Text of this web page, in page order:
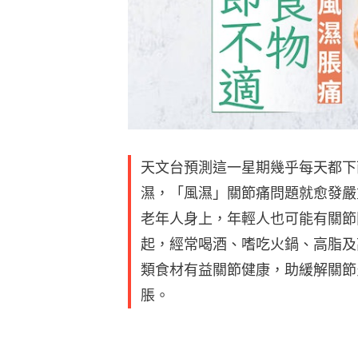
天文台預測這一星期幾乎每天都
濕，「風濕」關節痛問題就愈發
老年人身上，年輕人也可能有關
起，經常喝酒、嗜吃火鍋、高脂
類食材有益關節健康，助緩解關
脹。